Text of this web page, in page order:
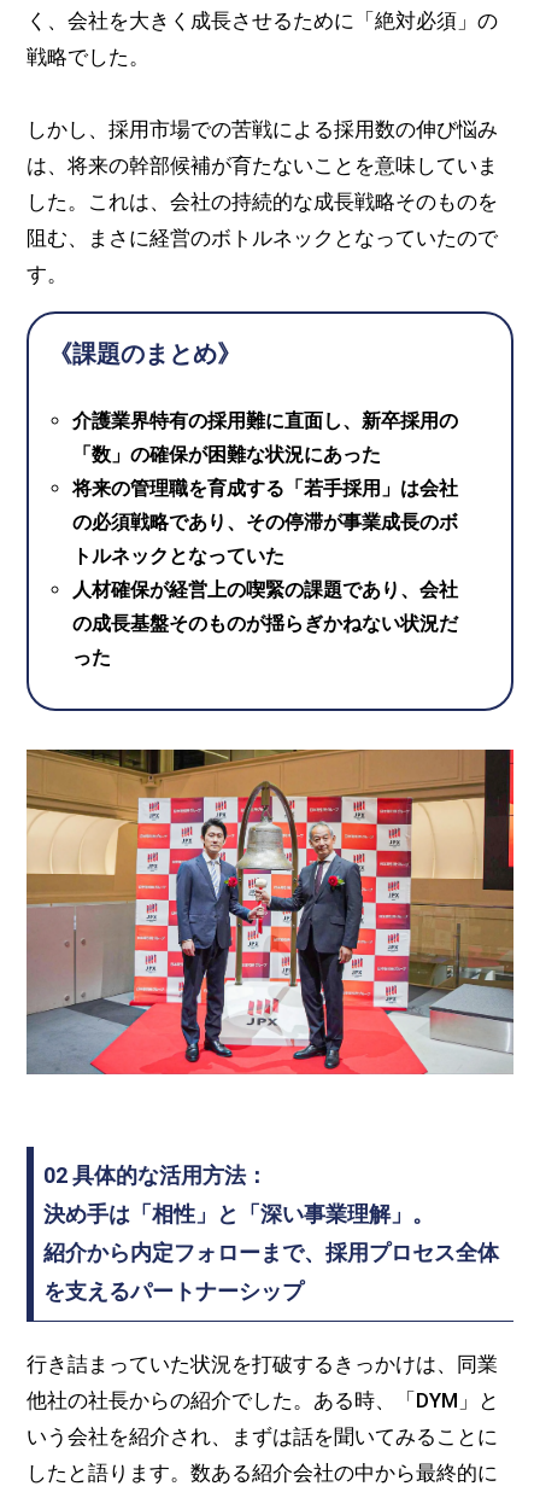
く、会社を大きく成長させるために「絶対必須」の
戦略でした。
しかし、採用市場での苦戦による採用数の伸び悩み
は、将来の幹部候補が育たないことを意味していま
した。これは、会社の持続的な成長戦略そのものを
阻む、まさに経営のボトルネックとなっていたので
す。
《課題のまとめ》
介護業界特有の採用難に直面し、新卒採用の
「数」の確保が困難な状況にあった
将来の管理職を育成する「若手採用」は会社
の必須戦略であり、その停滞が事業成長のボ
トルネックとなっていた
人材確保が経営上の喫緊の課題であり、会社
の成長基盤そのものが揺らぎかねない状況だ
った
02 具体的な活用方法：
決め手は「相性」と「深い事業理解」。
紹介から内定フォローまで、採用プロセス全体
を支えるパートナーシップ
行き詰まっていた状況を打破するきっかけは、同業
他社の社長からの紹介でした。ある時、「DYM」と
いう会社を紹介され、まずは話を聞いてみることに
したと語ります。数ある紹介会社の中から最終的に